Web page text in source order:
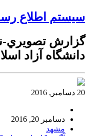
سیستم اطلاع
گزارش
دانشگاه آزاد
20 دسامبر, 2016
دسامبر 20, 2016
مشهد